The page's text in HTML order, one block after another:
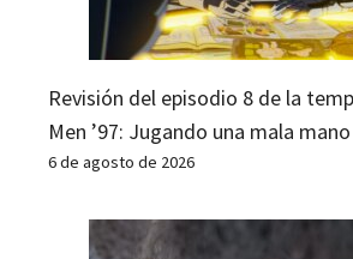
Revisión del episodio 8 de la
Men ’97: Jugando una mala mano
6 de agosto de 2026